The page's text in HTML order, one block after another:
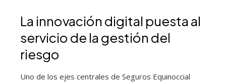
La innovación digital puesta al
servicio de la gestión del
riesgo
Uno de los ejes centrales de Seguros Equinoccial